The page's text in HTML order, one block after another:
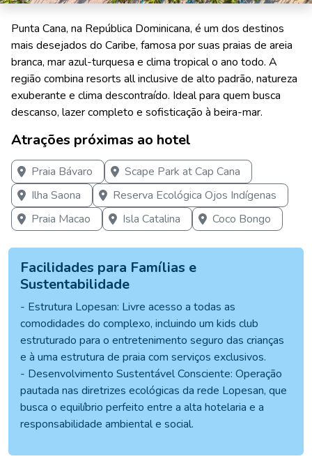
Punta Cana, na República Dominicana, é um dos destinos
mais desejados do Caribe, famosa por suas praias de areia
branca, mar azul-turquesa e clima tropical o ano todo. A
região combina resorts all inclusive de alto padrão, natureza
exuberante e clima descontraído. Ideal para quem busca
descanso, lazer completo e sofisticação à beira-mar.
Atrações próximas ao hotel
Praia Bávaro
Scape Park at Cap Cana
Ilha Saona
Reserva Ecológica Ojos Indígenas
Praia Macao
Isla Catalina Coco Bongo
Facilidades para Famílias e
Sustentabilidade
- Estrutura Lopesan: Livre acesso a todas as
comodidades do complexo, incluindo um kids club
estruturado para o entretenimento seguro das crianças
e à uma estrutura de praia com serviços exclusivos.
- Desenvolvimento Sustentável Consciente: Operação
pautada nas diretrizes ecológicas da rede Lopesan, que
busca o equilíbrio perfeito entre a alta hotelaria e a
responsabilidade ambiental e social.